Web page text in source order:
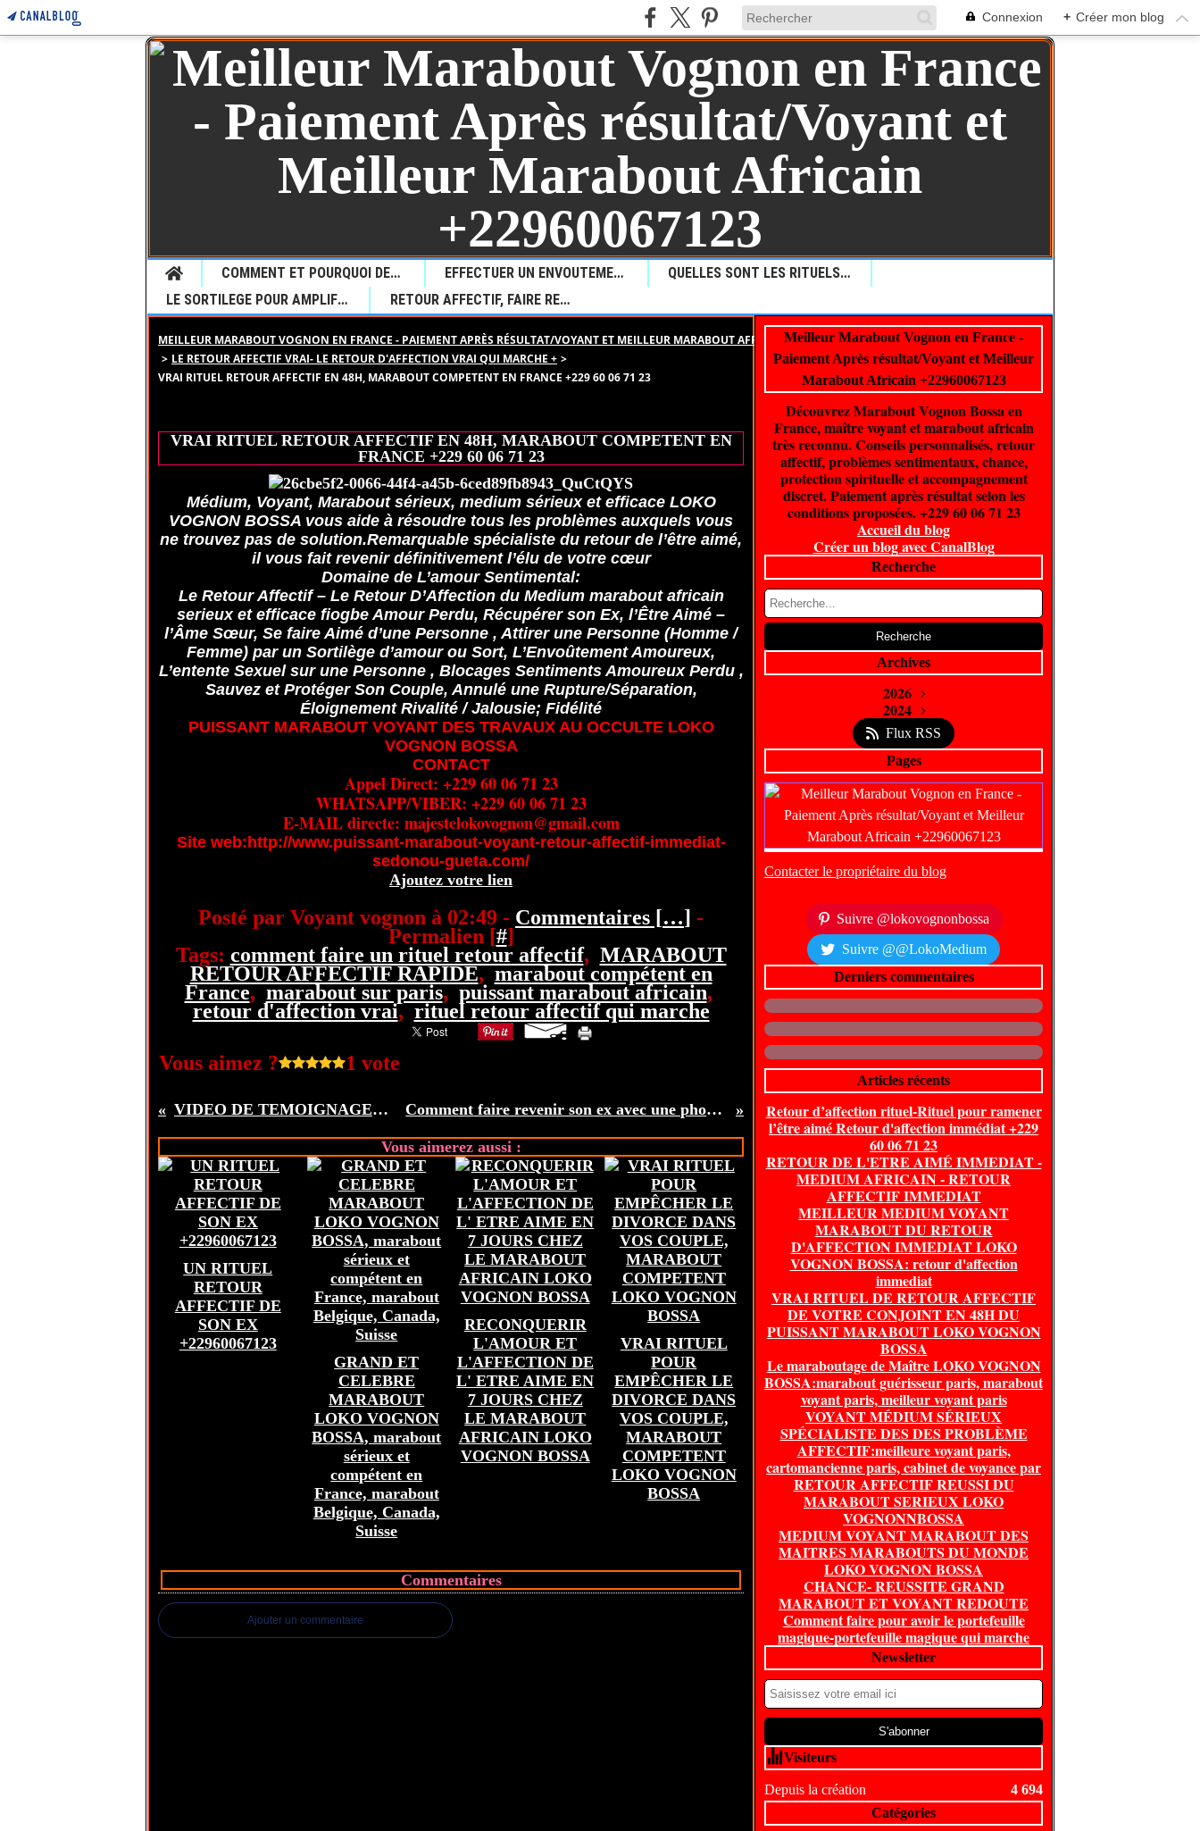
Connexion + Créer mon blog
Home COMMENT ET POURQUOI DEMANDER UNE VOYANCE CHEZ LE JEUNE MARABOUT SEDONOU GUETA PAUL? EFFECTUER UN ENVOUTEMENT POUR PROVOQUER LA MALCHANCE
QUELLES SONT LES RITUELS VAUDOU: COMMENT LES RITUELS VAUDOU PEUVENT AIDER ?+229 99 01 00 62
LE SORTILEGE POUR AMPLIFIER LE DESIR
RETOUR AFFECTIF, FAIRE REVENIR VOTRE AMOUR PERDU
MEILLEUR MARABOUT VOGNON EN FRANCE - PAIEMENT APRÈS RÉSULTAT/VOYANT ET MEILLEUR MARABOUT AFRICAIN +22960067123
> LE RETOUR AFFECTIF VRAI- LE RETOUR D'AFFECTION VRAI QUI MARCHE + >
VRAI RITUEL RETOUR AFFECTIF EN 48H, MARABOUT COMPETENT EN FRANCE +229 60 06 71 23
VRAI RITUEL RETOUR AFFECTIF EN 48H, MARABOUT COMPETENT EN
FRANCE +229 60 06 71 23
Médium, Voyant, Marabout sérieux, medium sérieux et efficace LOKO
VOGNON BOSSA vous aide à résoudre tous les problèmes auxquels vous
ne trouvez pas de solution.Remarquable spécialiste du retour de l’être aimé,
il vous fait revenir définitivement l’élu de votre cœur
Domaine de L’amour Sentimental:
Le Retour Affectif – Le Retour D’Affection du Medium marabout africain
serieux et efficace fiogbe Amour Perdu, Récupérer son Ex, l’Être Aimé –
l’Âme Sœur, Se faire Aimé d’une Personne , Attirer une Personne (Homme /
Femme) par un Sortilège d’amour ou Sort, L’Envoûtement Amoureux,
L’entente Sexuel sur une Personne , Blocages Sentiments Amoureux Perdu ,
Sauvez et Protéger Son Couple, Annulé une Rupture/Séparation,
Éloignement Rivalité / Jalousie; Fidélité
PUISSANT MARABOUT VOYANT DES TRAVAUX AU OCCULTE LOKO
VOGNON BOSSA
CONTACT
Appel Direct: +229 60 06 71 23
WHATSAPP/VIBER: +229 60 06 71 23
E-MAIL directe: majestelokovognon@gmail.com
Site web:http://www.puissant-marabout-voyant-retour-affectif-immediat-
sedonou-gueta.com/
Ajoutez votre lien
Posté par Voyant vognon à 02:49 - Commentaires […] -
Permalien [#]
Tags: comment faire un rituel retour affectif, MARABOUT
RETOUR AFFECTIF RAPIDE,marabout compétent en
France,marabout sur paris,puissant marabout africain,
retour d'affection vrai,rituel retour affectif qui marche
Vous aimez ? 1 vote
VIDEO DE TEMOIGNAGE RETOUR AFFECTIF REUSSI EN FRANCE Comment faire revenir son ex avec une photo pour retrouver l’amour ? Puissant marabout loko vognon bossa
Vous aimerez aussi :
UN RITUEL
RETOUR
AFFECTIF DE
SON EX
+22960067123
GRAND ET
CELEBRE
MARABOUT
LOKO VOGNON
BOSSA, marabout
sérieux et
compétent en
France, marabout
Belgique, Canada,
Suisse
RECONQUERIR
L'AMOUR ET
L'AFFECTION DE
L' ETRE AIME EN
7 JOURS CHEZ
LE MARABOUT
AFRICAIN LOKO
VOGNON BOSSA
VRAI RITUEL
POUR
EMPÊCHER LE
DIVORCE DANS
VOS COUPLE,
MARABOUT
COMPETENT
LOKO VOGNON
BOSSA
Commentaires
Ajouter un commentaire
Meilleur Marabout Vognon en France -
Paiement Après résultat/Voyant et Meilleur
Marabout Africain +22960067123
Découvrez Marabout Vognon Bossa en
France, maître voyant et marabout africain
très reconnu. Conseils personnalisés, retour
affectif, problèmes sentimentaux, chance,
protection spirituelle et accompagnement
discret. Paiement après résultat selon les
conditions proposées. +229 60 06 71 23
Accueil du blog
Créer un blog avec CanalBlog
Recherche
Archives
2026
Juin(300)
Avril(5)
2024
Février(1)
Flux RSS
Pages
Contacter le propriétaire du blog
Suivre @lokovognonbossa
Suivre @@LokoMedium
Derniers commentaires
Articles récents
Retour d’affection rituel-Rituel pour ramener
l’être aimé Retour d'affection immédiat +229
60 06 71 23
RETOUR DE L'ETRE AIMÉ IMMEDIAT -
MEDIUM AFRICAIN - RETOUR
AFFECTIF IMMEDIAT
MEILLEUR MEDIUM VOYANT
MARABOUT DU RETOUR
D'AFFECTION IMMEDIAT LOKO
VOGNON BOSSA: retour d'affection
immediat
VRAI RITUEL DE RETOUR AFFECTIF
DE VOTRE CONJOINT EN 48H DU
PUISSANT MARABOUT LOKO VOGNON
BOSSA
Le maraboutage de Maître LOKO VOGNON
BOSSA:marabout guérisseur paris, marabout
voyant paris, meilleur voyant paris
VOYANT MÉDIUM SÉRIEUX
SPÉCIALISTE DES DES PROBLÈME
AFFECTIF:meilleure voyant paris,
cartomancienne paris, cabinet de voyance par
RETOUR AFFECTIF REUSSI DU
MARABOUT SERIEUX LOKO
VOGNONNBOSSA
MEDIUM VOYANT MARABOUT DES
MAITRES MARABOUTS DU MONDE
LOKO VOGNON BOSSA
CHANCE- REUSSITE GRAND
MARABOUT ET VOYANT REDOUTE
Comment faire pour avoir le portefeuille
magique-portefeuille magique qui marche
Newsletter
Visiteurs
Depuis la création
4 694
Catégories